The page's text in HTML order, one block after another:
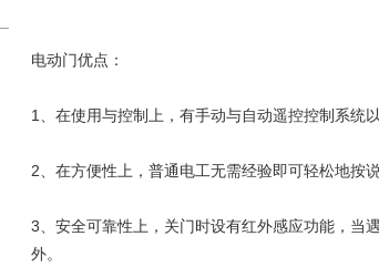
电动门优点：
1、在使用与控制上，有手动与自动遥控控制系统
2、在方便性上，普通电工无需经验即可轻松地按说
3、安全可靠性上，关门时设有红外感应功能，当
外。